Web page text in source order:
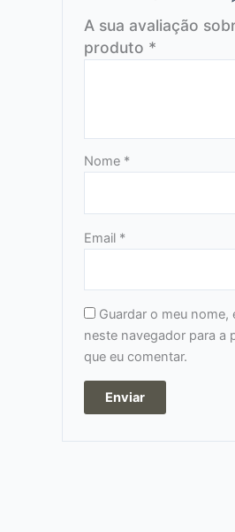
A sua avaliação
produto *
Nome *
Email *
Guardar o meu nome,
neste navegador para a
que eu comentar.